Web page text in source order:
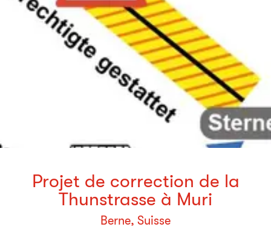
Projet de correction de la
Thunstrasse à Muri
Berne, Suisse